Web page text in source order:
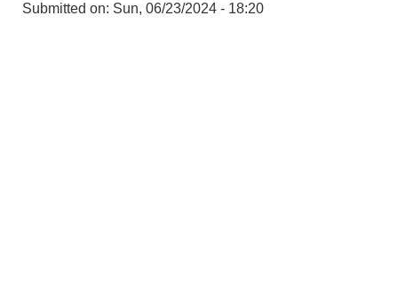
Submitted on: Sun, 06/23/2024 - 18:20